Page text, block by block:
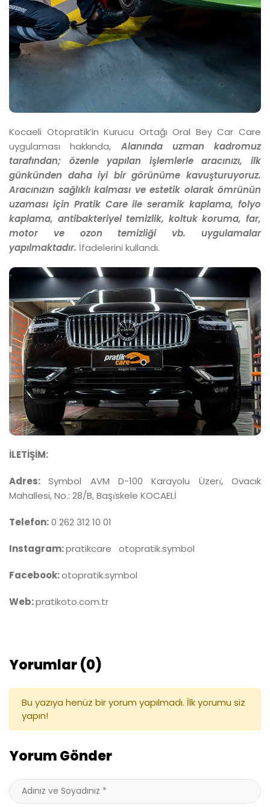
Kocaeli Otopratik’in Kurucu Ortağı Oral Bey Car Care
uygulaması hakkında, Alanında uzman kadromuz
tarafından; özenle yapılan işlemlerle aracınızı, ilk
günkünden daha iyi bir görünüme kavuşturuyoruz.
Aracınızın sağlıklı kalması ve estetik olarak ömrünün
uzaması için Pratik Care ile seramik kaplama, folyo
kaplama, antibakteriyel temizlik, koltuk koruma, far,
motor ve ozon temizliği vb. uygulamalar
yapılmaktadır. İfadelerini kullandı.
İLETİŞİM:
Adres:Symbol AVM D-100 Karayolu Üzerı̇, Ovacık
Mahallesi, No.: 28/B, Başı̇skele KOCAELİ
Telefon:0 262 312 10 01
Instagram:pratikcare otopratik.symbol
Facebook:otopratik.symbol
Web:pratikoto.com.tr
Yorumlar (0)
Bu yazıya henüz bir yorum yapılmadı. İlk yorumu siz
yapın!
Yorum Gönder